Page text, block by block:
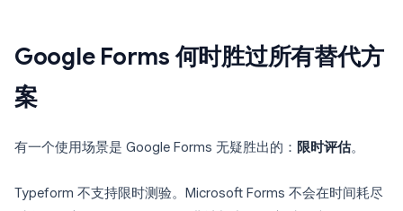
Google Forms 何时胜过所有替代方
案
有一个使用场景是 Google Forms 无疑胜出的： 限时评估。
Typeform 不支持限时测验。Microsoft Forms 不会在时间耗尽